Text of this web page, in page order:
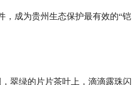
成为贵州生态保护最有效的“铠
翠绿的片片茶叶上，滴滴露珠闪